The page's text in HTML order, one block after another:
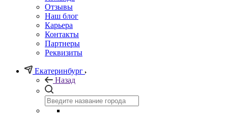
Отзывы
Наш блог
Карьера
Контакты
Партнеры
Реквизиты
Екатеринбург
Назад